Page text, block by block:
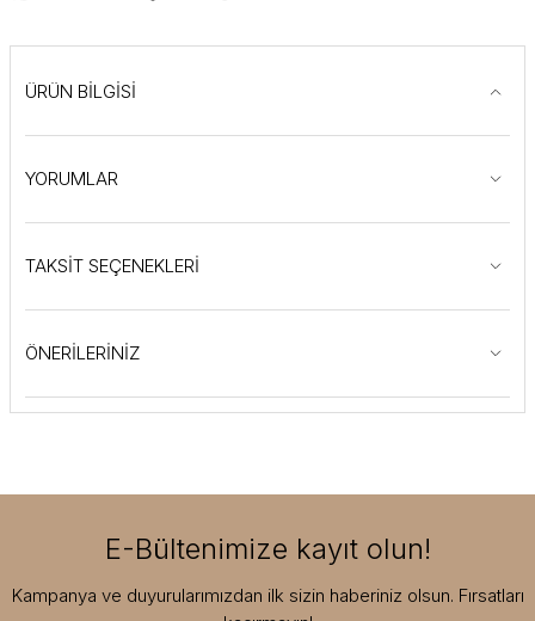
ÜRÜN BİLGİSİ
YORUMLAR
TAKSİT SEÇENEKLERİ
ÖNERİLERİNİZ
E-Bültenimize kayıt olun!
Kampanya ve duyurularımızdan ilk sizin haberiniz olsun. Fırsatları